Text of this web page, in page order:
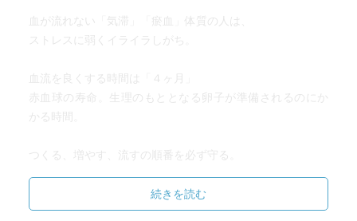
血が流れない「気滞」「瘀血」体質の人は、
ストレスに弱くイライラしがち。
血流を良くする時間は「４ヶ月」
赤血球の寿命。生理のもととなる卵子が準備されるのにか
かる時間。
つくる、増やす、流すの順番を必ず守る。
思い続けることで願いを叶える。
続きを読む